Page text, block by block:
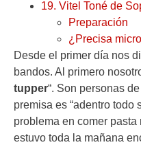
19. Vitel Toné de
Preparación
¿Precisa
Desde el primer día nos
bandos. Al primero
tupper“. Son personas
premisa es “adentro todo
problema en comer
estuvo toda la mañana